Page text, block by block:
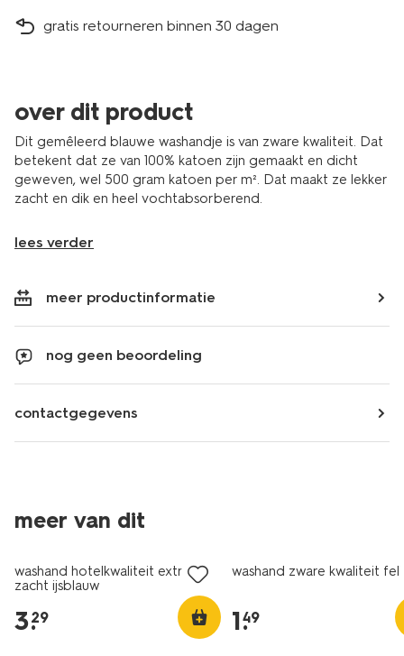
gratis retourneren binnen 30 dagen
over dit product
Dit gemêleerd blauwe washandje is van zware kwaliteit. Dat
betekent dat ze van 100% katoen zijn gemaakt en dicht
geweven, wel 500 gram katoen per m². Dat maakt ze lekker
zacht en dik en heel vochtabsorberend.
lees verder
meer productinformatie
nog geen beoordeling
contactgegevens
meer van dit
washand hotelkwaliteit extra
zacht ijsblauw
3.
29
washand zware kwaliteit
1.
49